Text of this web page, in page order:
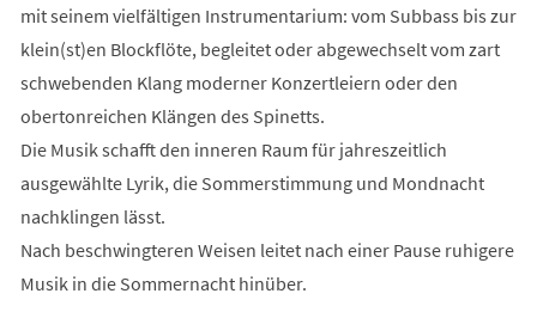
mit seinem vielfältigen Instrumentarium: vom Subbass bis zur
klein(st)en Blockflöte, begleitet oder abgewechselt vom zart
schwebenden Klang moderner Konzertleiern oder den
obertonreichen Klängen des Spinetts.
Die Musik schafft den inneren Raum für jahreszeitlich
ausgewählte Lyrik, die Sommerstimmung und Mondnacht
nachklingen lässt.
Nach beschwingteren Weisen leitet nach einer Pause ruhigere
Musik in die Sommernacht hinüber.